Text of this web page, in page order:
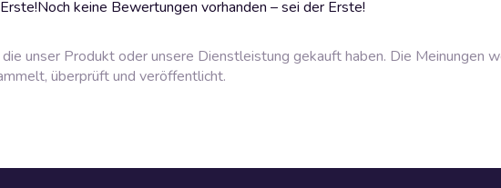
Noch keine Bewertungen vorhanden – sei der Erste!
unser Produkt oder unsere Dienstleistung gekauft haben. Die Meinungen
überprüft und veröffentlicht.